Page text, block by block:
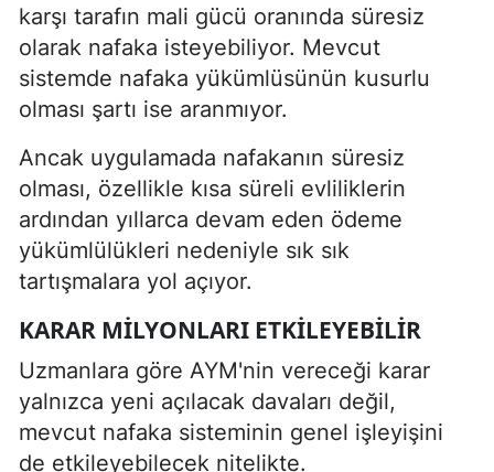
karşı tarafın mali gücü oranında süresiz
olarak nafaka isteyebiliyor. Mevcut
sistemde nafaka yükümlüsünün kusurlu
olması şartı ise aranmıyor.
Ancak uygulamada nafakanın süresiz
olması, özellikle kısa süreli evliliklerin
ardından yıllarca devam eden ödeme
yükümlülükleri nedeniyle sık sık
tartışmalara yol açıyor.
KARAR MILYONLARI ETKILEYEBILIR
Uzmanlara göre AYM'nin vereceği karar
yalnızca yeni açılacak davaları değil,
mevcut nafaka sisteminin genel işleyişini
de etkileyebilecek nitelikte.